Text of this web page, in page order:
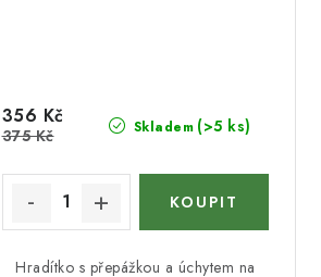
Skladem (>5 ks)
356 Kč
375 Kč
Hradítko s přepážkou a úchytem na